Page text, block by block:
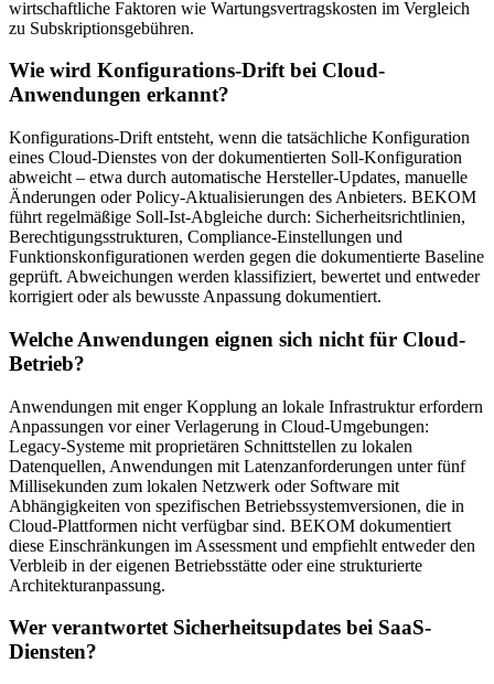
wirtschaftliche Faktoren wie Wartungsvertragskosten im Vergleich
zu Subskriptionsgebühren.
Wie wird Konfigurations-Drift bei Cloud-
Anwendungen erkannt?
Konfigurations-Drift entsteht, wenn die tatsächliche Konfiguration
eines Cloud-Dienstes von der dokumentierten Soll-Konfiguration
abweicht – etwa durch automatische Hersteller-Updates, manuelle
Änderungen oder Policy-Aktualisierungen des Anbieters. BEKOM
führt regelmäßige Soll-Ist-Abgleiche durch: Sicherheitsrichtlinien,
Berechtigungsstrukturen, Compliance-Einstellungen und
Funktionskonfigurationen werden gegen die dokumentierte Baseline
geprüft. Abweichungen werden klassifiziert, bewertet und entweder
korrigiert oder als bewusste Anpassung dokumentiert.
Welche Anwendungen eignen sich nicht für Cloud-
Betrieb?
Anwendungen mit enger Kopplung an lokale Infrastruktur erfordern
Anpassungen vor einer Verlagerung in Cloud-Umgebungen:
Legacy-Systeme mit proprietären Schnittstellen zu lokalen
Datenquellen, Anwendungen mit Latenzanforderungen unter fünf
Millisekunden zum lokalen Netzwerk oder Software mit
Abhängigkeiten von spezifischen Betriebssystemversionen, die in
Cloud-Plattformen nicht verfügbar sind. BEKOM dokumentiert
diese Einschränkungen im Assessment und empfiehlt entweder den
Verbleib in der eigenen Betriebsstätte oder eine strukturierte
Architekturanpassung.
Wer verantwortet Sicherheitsupdates bei SaaS-
Diensten?